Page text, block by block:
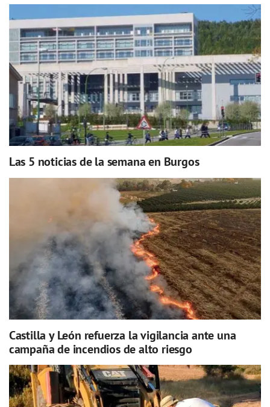
Las 5 noticias de la semana en Burgos
Castilla y León refuerza la vigilancia ante una
campaña de incendios de alto riesgo